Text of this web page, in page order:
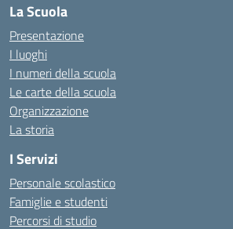
La Scuola
Presentazione
I luoghi
I numeri della scuola
Le carte della scuola
Organizzazione
La storia
I Servizi
Personale scolastico
Famiglie e studenti
Percorsi di studio